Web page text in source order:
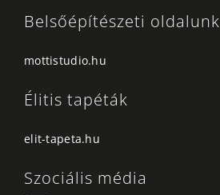
Belsőépítészeti oldalunk
mottistudio.hu
Élitis tapéták
elit-tapeta.hu
Szociális média